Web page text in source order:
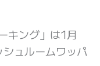
キング」は1月
ュルームワッパ